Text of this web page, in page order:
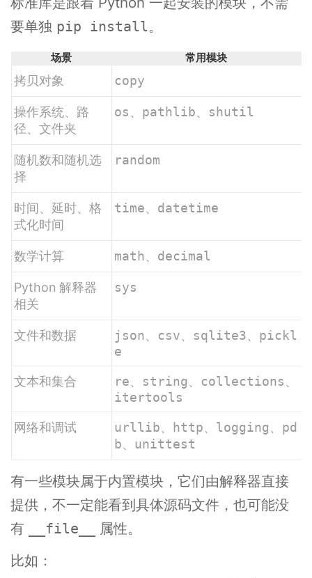
要单独 pip install。
场景 常用模块
拷贝对象 copy
操作系统、路
径、文件夹
os、 pathlib、 shutil
随机数和随机选
择
random
时间、延时、格
式化时间
time、 datetime
数学计算 math、 decimal
Python 解释器
相关
sys
文件和数据 json、 csv、 sqlite3、 pickl
e
文本和集合 re、 string、 collections、
itertools
网络和调试 urllib、 http、 logging、 pd
b、 unittest
有一些模块属于内置模块，它们由解释器直接
提供，不一定能看到具体源码文件，也可能没
有
__file__
属性。
比如：